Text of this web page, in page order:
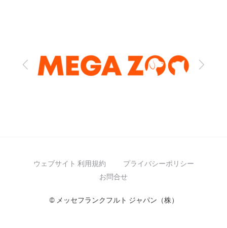
Previous Next
ウェブサイト 利用規約
プライバシーポリシー
お問合せ
© メッセフランクフルト ジャパン（株）